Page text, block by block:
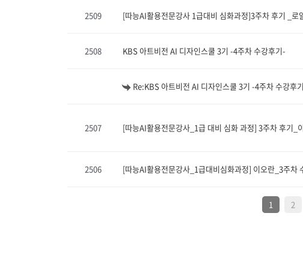
2509 [따능AI활용전문강사 1급대비 심화과정]3주차 후기 _로
2508 KBS 아트비전 AI 디자인스쿨 3기 -4주차 수강후기-
Re:KBS 아트비전 AI 디자인스쿨 3기 -4주차 수강후
2507 [따능AI활용전문강사_1급 대비 심화 과정] 3주차 후기_
2506 [따능AI활용전문강사_1급대비심화과정] 이오란_3주차
1 2